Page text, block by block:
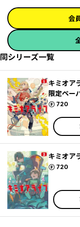
会
同シリーズ一覧
キミオア
限定ペー
720
ポイント
キミオア
720
ポイント